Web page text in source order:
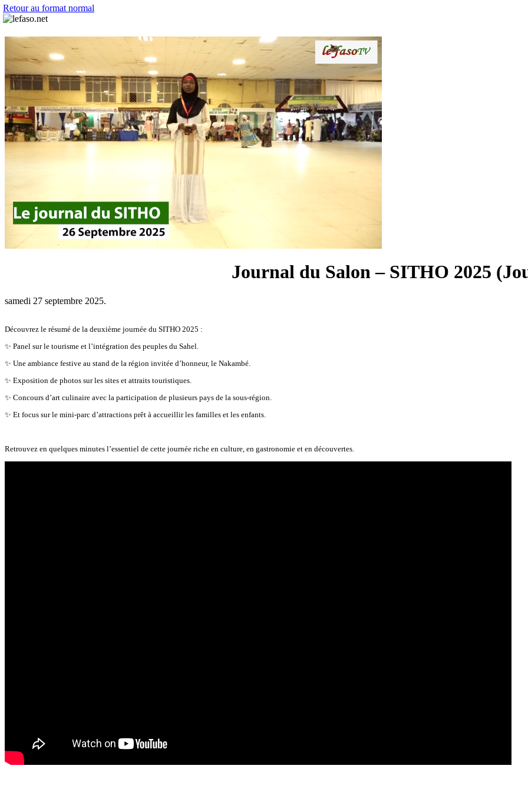
Retour au format normal
Journal du Salon – SITHO 2025
samedi 27 septembre 2025.
Découvrez le résumé de la deuxième journée du SITHO 2025 :
✨ Panel sur le tourisme et l’intégration des peuples du Sahel.
✨ Une ambiance festive au stand de la région invitée d’honneur, le Nakambé.
✨ Exposition de photos sur les sites et attraits touristiques.
✨ Concours d’art culinaire avec la participation de plusieurs pays de la sous-région.
✨ Et focus sur le mini-parc d’attractions prêt à accueillir les familles et les enfants.
Retrouvez en quelques minutes l’essentiel de cette journée riche en culture, en gastronomie et en découvertes.